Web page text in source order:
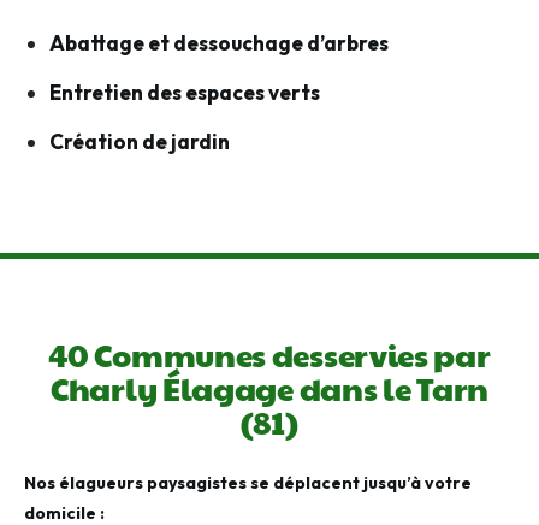
Abattage et dessouchage d’arbres
Entretien des espaces verts
Création de jardin
40 Communes desservies par
Charly Élagage dans le Tarn
(81)
Nos élagueurs paysagistes se déplacent jusqu’à votre
domicile :